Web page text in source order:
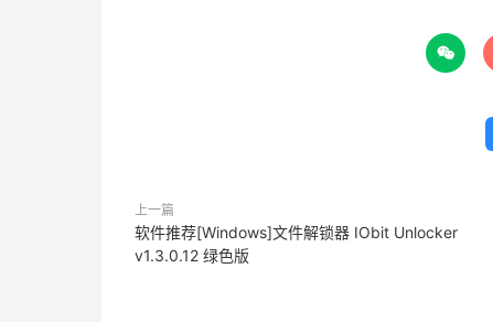

上一篇
软件推荐[Windows]文件解锁器 IObit Unlocker
v1.3.0.12 绿色版